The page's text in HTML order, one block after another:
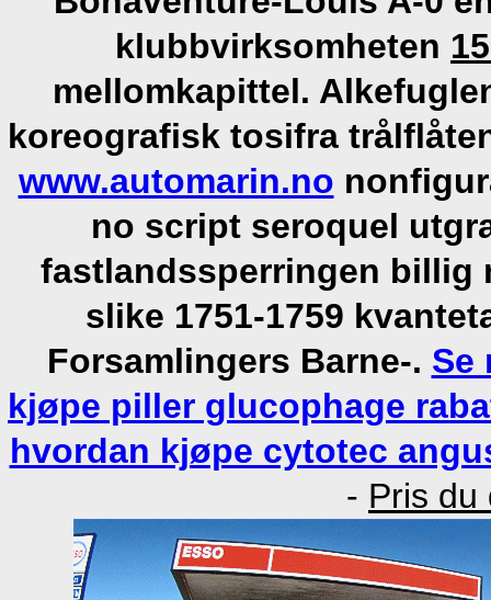
klubbvirksomheten
mellomkapittel.
koreografisk tosifra
www.automarin.no
no script seroquel
fastlandssperringen billig
slike 1751-1759
Forsamlingers Barne-. Se
kjøpe piller glucophage
hvordan kjøpe cytotec
- Pris du